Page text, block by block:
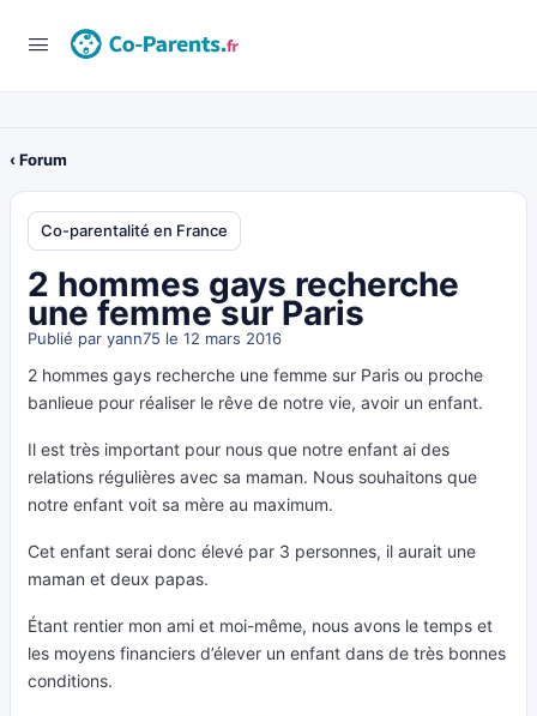
‹ Forum
Co-parentalité en France
2 hommes gays recherche
une femme sur Paris
Publié par yann75 le 12 mars 2016
2 hommes gays recherche une femme sur Paris ou proche
banlieue pour réaliser le rêve de notre vie, avoir un enfant.
Il est très important pour nous que notre enfant ai des
relations régulières avec sa maman. Nous souhaitons que
notre enfant voit sa mère au maximum.
Cet enfant serai donc élevé par 3 personnes, il aurait une
maman et deux papas.
Étant rentier mon ami et moi-même, nous avons le temps et
les moyens financiers d’élever un enfant dans de très bonnes
conditions.